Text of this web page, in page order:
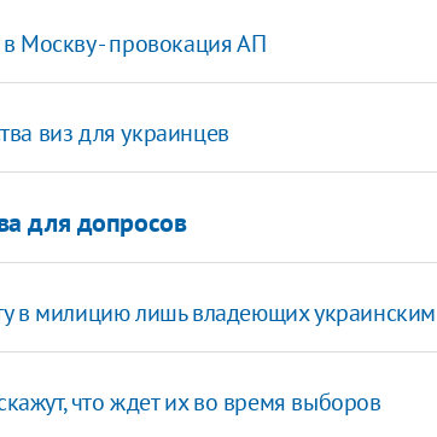
Москву - провокация АП
виз для украинцев
для допросов
в милицию лишь владеющих украинским
что ждет их во время выборов